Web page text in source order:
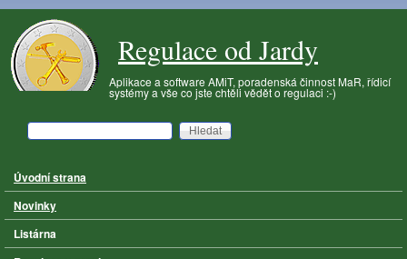
Regulace od Jardy
Aplikace a software AMiT, poradenská činnost MaR, řídicí
systémy a vše co jste chtěli vědět o regulaci :-)
Vyhledávání
Hledat
Hlavní menu
Úvodní strana
Novinky
Listárna